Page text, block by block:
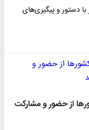
دستور و پیگیری‌های
از حضور و مشارکت